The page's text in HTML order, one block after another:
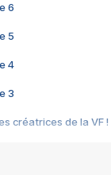
6
5
4
3
créatrices de la VF !